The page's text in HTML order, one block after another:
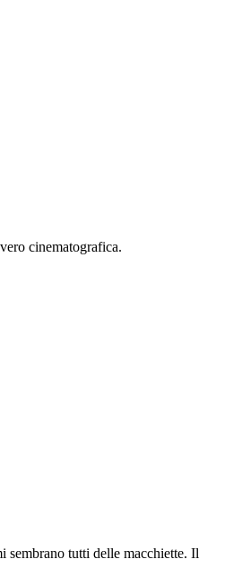
cinematografica.
tutti delle macchiette. Il